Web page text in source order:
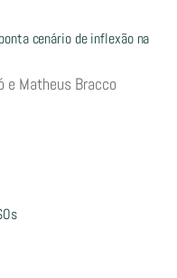
cenário de inflexão na
e Matheus Bracco